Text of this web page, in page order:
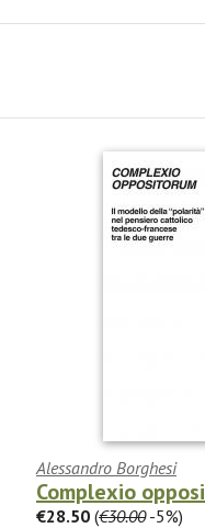
Alessandro Borghesi
Complexio
€28.50 (€30.00-5%)